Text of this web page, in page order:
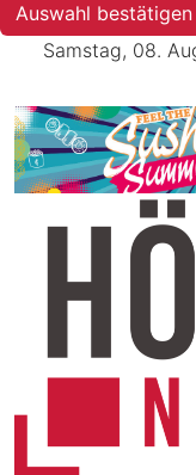
Auswahl bestätigen
Samstag, 08.